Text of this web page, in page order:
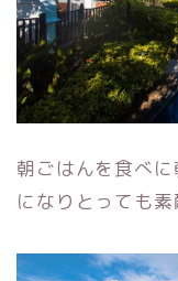
朝ごはんを食べ
になりとっても素